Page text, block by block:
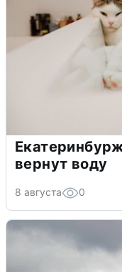
вернут воду
8 августа 0